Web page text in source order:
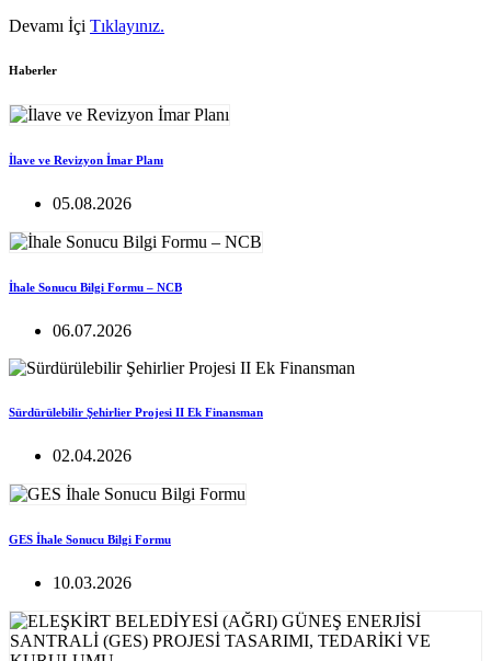
Devamı İçi Tıklayınız.
Haberler
İlave ve Revizyon İmar Planı
05.08.2026
İhale Sonucu Bilgi Formu – NCB
06.07.2026
Sürdürülebilir Şehirlier Projesi II Ek Finansman
02.04.2026
GES İhale Sonucu Bilgi Formu
10.03.2026